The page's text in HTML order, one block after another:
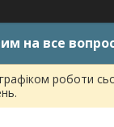
на все
роботи